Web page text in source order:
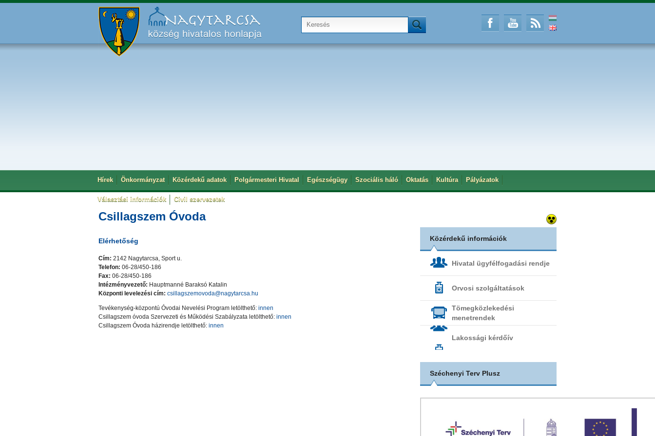
Hírek Önkormányzat Közérdekű adatok Polgármesteri Hivatal Egészségügy Szociális háló Oktatás Kultúra Pályázatok
Választási információk Civil szervezetek
Csillagszem Óvoda
Elérhetőség
Cím: 2142 Nagytarcsa, Sport u.
Telefon: 06-28/450-186
Fax: 06-28/450-186
Intézményvezető: Hauptmanné Baraksó Katalin
Központi levelezési cím: csillagszemovoda@nagytarcsa.hu
Tevékenység-központú Óvodai Nevelési Program letölthető: innen
Csillagszem óvoda Szervezeti és Működési Szabályzata letölthető: innen
Csillagszem Óvoda házirendje letölthető: innen
Közérdekű információk
Hivatal ügyfélfogadási rendje
Orvosi szolgáltatások
Tömegközlekedési
menetrendek
Lakossági kérdőív
Széchenyi Terv Plusz